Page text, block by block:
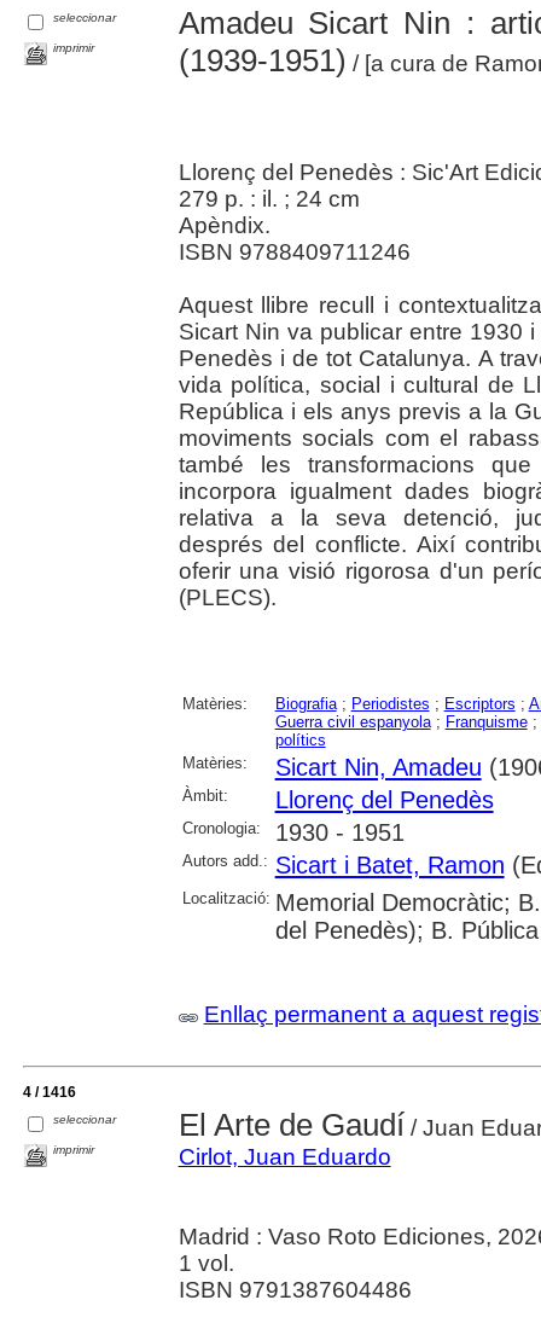
seleccionar
imprimir
Amadeu Sicart Nin :
(1939-1951) / [a cura de
Llorenç del Penedès : Sic'Art
279 p. : il. ; 24 cm
Apèndix.
ISBN 9788409711246
Aquest llibre recull i
Sicart Nin va publicar entre 1930
Penedès i de tot Catalunya. A
vida política, social i cultural de
República i els anys previs a la
moviments socials com el
també les transformacions
incorpora igualment dades
relativa a la seva detenció,
després del conflicte. Així
oferir una visió rigorosa d'un
(PLECS).
Matèries: Biografia; Periodistes ; Escriptors ;
Guerra civil espanyola; Franquisme;
polítics
Matèries:
Sicart Nin, Amadeu
Àmbit: Llorenç del Penedès
Cronologia: 1930 - 1951
Autors add.: Sicart i Batet, Ramon
Localització: Memorial Democràtic;
del Penedès); B.
Enllaç permanent a aquest
4 / 1416
seleccionar
imprimir
El Arte de Gaudí / Juan
Cirlot, Juan Eduardo
Madrid : Vaso Roto Ediciones,
1 vol.
ISBN 9791387604486